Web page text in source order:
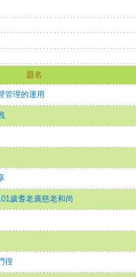
題名
管理的運用
歲耆老廣慈老和尚
徑